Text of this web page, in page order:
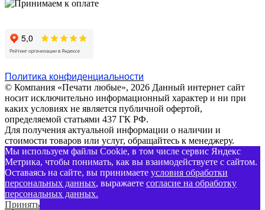
Политика конфиденциальности
© Компания «Печати любые», 2026 Данный интернет сайт
носит исключительно информационный характер и ни при
каких условиях не является публичной офертой,
определяемой статьями 437 ГК РФ.
Для получения актуальной информации о наличии и
стоимости товаров или услуг, обращайтесь к менеджеру.
Мы используем файлы Cookie, в том числе сервис Яндекс
Метрика, чтобы понимать, как вы взаимодействуете с сайтом.
Оставаясь на сайте, вы принимаете условия обработки
персональных данных, выражаете согласие на обработку
персональных данных.
Принять